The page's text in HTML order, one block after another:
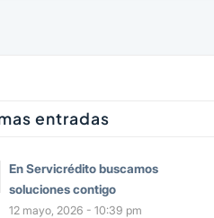
entradas
En Servicrédito buscamos
soluciones contigo
12 mayo, 2026 - 10:39 pm